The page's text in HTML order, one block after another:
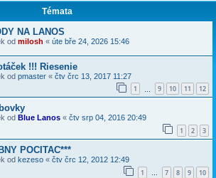
Témata
NA LANOS
od milosh « úte bře 24, 2026 15:46
!!! Riesenie
od pmaster « čtv črc 13, 2017 11:27
1 9 10 11 12
od Blue Lanos « čtv srp 04, 2016 20:49
1 2 3
POCITAC***
od kezeso « čtv črc 12, 2012 12:49
1 … 7 8 9 10